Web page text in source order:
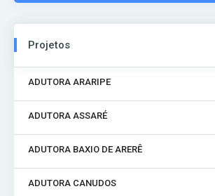
Projetos
ADUTORA ARARIPE
ADUTORA ASSARÉ
ADUTORA BAXIO DE ARERÊ
ADUTORA CANUDOS